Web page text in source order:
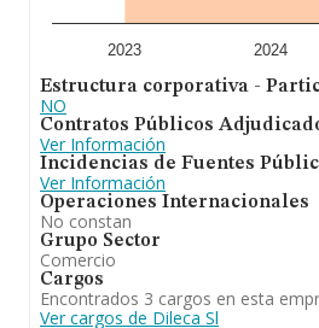
derivados pasteleria, bolleria,
comercialización de productos
comidas preparadas y similares.
2023 2024
Estructura corporativa -
NO
Contratos Públicos
Ver Información
Incidencias de Fuentes
Ver Información
Operaciones Internacionales
No constan
Grupo Sector
Comercio
Cargos
Encontrados 3 cargos en esta
Ver cargos de Dileca Sl